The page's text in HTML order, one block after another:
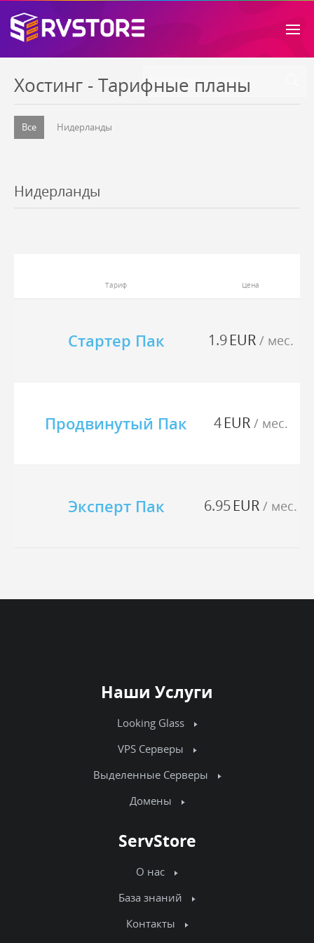
Хостинг - Тарифные планы
Все Нидерланды
Нидерланды
Тариф Цена
Стартер Пак 1.9 EUR/ мес.
Продвинутый Пак 4 EUR/ мес.
Эксперт Пак 6.95EUR / мес.
Наши Услуги
Looking Glass
VPS Серверы
Выделенные Серверы
Домены
ServStore
О нас
База знаний
Контакты